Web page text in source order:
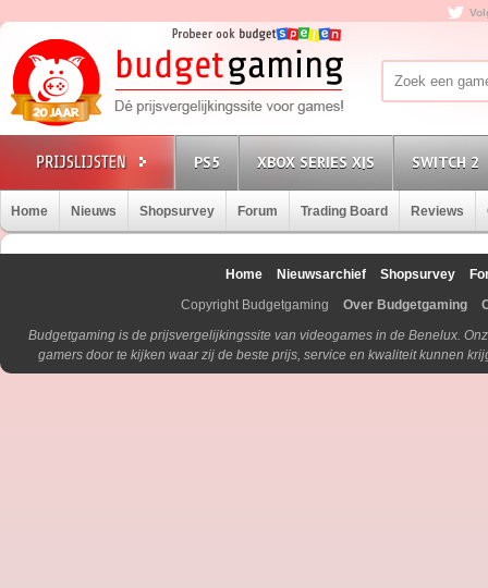
PS5 XBOX SERIES X|S SWITCH 2
Home Nieuws Shopsurvey Forum Trading Board Reviews
Home Nieuwsarchief Shopsurvey
Copyright Budgetgaming
Over Budgetgaming
Budgetgaming is de prijsvergelijkingssite van videogames in de Benelux.
gamers door te kijken waar zij de beste prijs, service en kwaliteit kunnen